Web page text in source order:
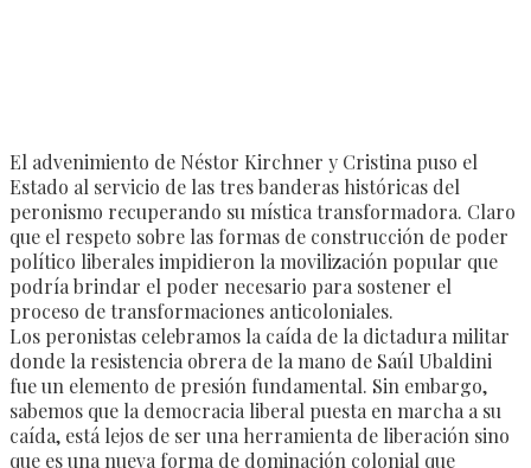
El advenimiento de Néstor Kirchner y Cristina puso el
Estado al servicio de las tres banderas históricas del
peronismo recuperando su mística transformadora. Claro
que el respeto sobre las formas de construcción de poder
político liberales impidieron la movilización popular que
podría brindar el poder necesario para sostener el
proceso de transformaciones anticoloniales.
Los peronistas celebramos la caída de la dictadura militar
donde la resistencia obrera de la mano de Saúl Ubaldini
fue un elemento de presión fundamental. Sin embargo,
sabemos que la democracia liberal puesta en marcha a su
caída, está lejos de ser una herramienta de liberación sino
que es una nueva forma de dominación colonial que